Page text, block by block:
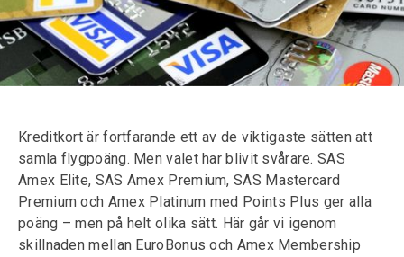
Kreditkort är fortfarande ett av de viktigaste sätten att
samla flygpoäng. Men valet har blivit svårare. SAS
Amex Elite, SAS Amex Premium, SAS Mastercard
Premium och Amex Platinum med Points Plus ger alla
poäng – men på helt olika sätt. Här går vi igenom
skillnaden mellan EuroBonus och Amex Membership